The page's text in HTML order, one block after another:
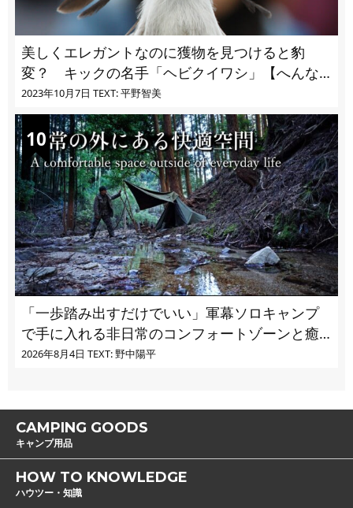
美しくエレガントなのに獲物を見つけると豹
変？ キックの名手「ヘビクイワシ」【へんな
いきもの・鳥編 vol.03】
2023年10月7日 TEXT: 平野智美
「一歩踏み出すだけでいい」軍幕ソロキャンプ
で手に入れる非日常のコンフォートゾーンと癒
し
2026年8月4日 TEXT: 野中陽平
CAMPING GOODS
キャンプ用品
HOW TO KNOWLEDGE
ハウツー・知識